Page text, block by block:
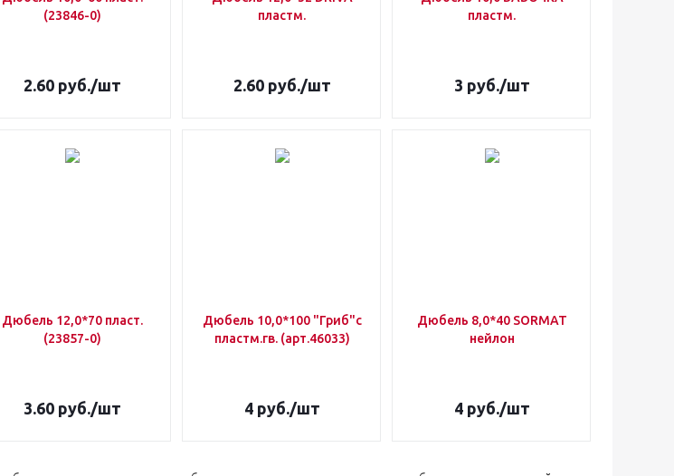
(23846-0)
2.60руб./шт
пластм.
2.60руб./шт
пластм.
3 руб./шт
Дюбель 12,0*70 пласт.
(23857-0)
3.60руб./шт
Дюбель 10,0*100 "Гриб"с
пластм.гв. (арт.46033)
4руб./шт
Дюбель 8,0*40 SORMAT
нейлон
4руб./шт